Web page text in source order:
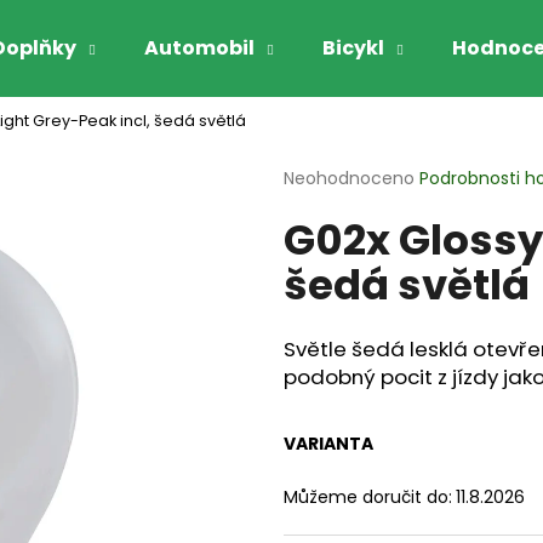
Automobil Bicykl
Grey-Peak incl, šedá světlá
Průměrné
produktu
je
0,0
z
hvězdiček.
Neohodnoceno Podrobnosti
G02x
šedá světlá
Světle šedá lesklá
podobný pocit z jízdy
VARIANTA
Můžeme doručit do: 11.8.2026
Co potřebujete najít?
HLEDAT
VYHŘÍVANÉ RUKAVICE NA